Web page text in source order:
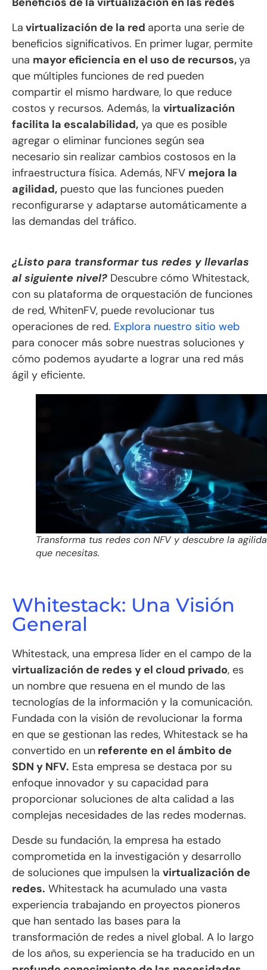
La virtualización de la red aporta una serie de
beneficios significativos. En primer lugar, permite
una mayor eficiencia en el uso de recursos,ya
que múltiples funciones de red pueden
compartir el mismo hardware, lo que reduce
costos y recursos. Además, la virtualización
facilita la escalabilidad, ya que es posible
agregar o eliminar funciones según sea
necesario sin realizar cambios costosos en la
infraestructura física. Además, NFV mejora la
agilidad, puesto que las funciones pueden
reconfigurarse y adaptarse automáticamente a
las demandas del tráfico.
¿Listo para transformar tus redes y llevarlas
al siguiente nivel? Descubre cómo Whitestack,
con su plataforma de orquestación de funciones
de red, WhitenFV, puede revolucionar tus
operaciones de red. Explora nuestro sitio web
para conocer más sobre nuestras soluciones y
cómo podemos ayudarte a lograr una red más
ágil y eficiente.
Transforma tus redes con NFV y descubre la
que necesitas.
Whitestack: Una Visión
General
Whitestack, una empresa líder en el campo de la
virtualización de redes y el cloud privado, es
un nombre que resuena en el mundo de las
tecnologías de la información y la comunicación.
Fundada con la visión de revolucionar la forma
en que se gestionan las redes, Whitestack se ha
convertido en un referente en el ámbito de
SDN y NFV. Esta empresa se destaca por su
enfoque innovador y su capacidad para
proporcionar soluciones de alta calidad a las
complejas necesidades de las redes modernas.
Desde su fundación, la empresa ha estado
comprometida en la investigación y desarrollo
de soluciones que impulsen la virtualización de
redes. Whitestack ha acumulado una vasta
experiencia trabajando en proyectos pioneros
que han sentado las bases para la
transformación de redes a nivel global. A lo largo
de los años, su experiencia se ha traducido en un